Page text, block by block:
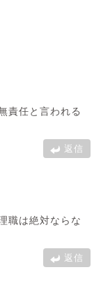
責任と言われる
返信
職は絶対ならな
返信